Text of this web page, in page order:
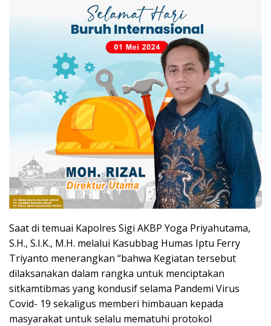
Saat di temuai Kapolres Sigi AKBP Yoga Priyahutama,
S.H., S.I.K., M.H. melalui Kasubbag Humas Iptu Ferry
Triyanto menerangkan “bahwa Kegiatan tersebut
dilaksanakan dalam rangka untuk menciptakan
sitkamtibmas yang kondusif selama Pandemi Virus
Covid- 19 sekaligus memberi himbauan kepada
masyarakat untuk selalu mematuhi protokol